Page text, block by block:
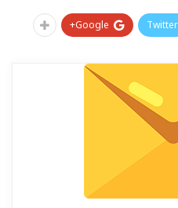
Twitter
Google+